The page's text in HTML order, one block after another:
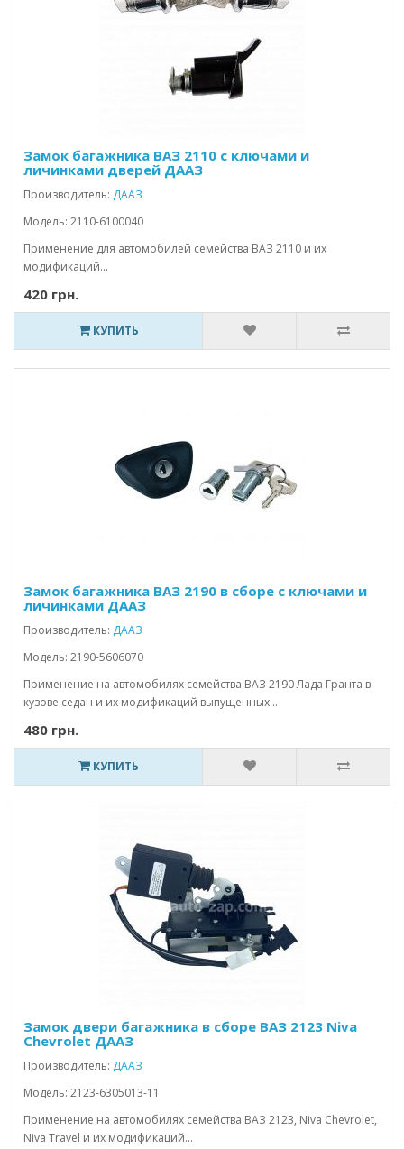
Замок багажника ВАЗ 2110 с ключами и
личинками дверей ДААЗ
Производитель: ДААЗ
Модель: 2110-6100040
Применение для автомобилей семейства ВАЗ 2110 и их
модификаций...
420 грн.
КУПИТЬ
Замок багажника ВАЗ 2190 в сборе с ключами и
личинками ДААЗ
Производитель: ДААЗ
Модель: 2190-5606070
Применение на автомобилях семейства ВАЗ 2190 Лада Гранта в
кузове седан и их модификаций выпущенных ..
480 грн.
КУПИТЬ
Замок двери багажника в сборе ВАЗ 2123 Niva
Chevrolet ДААЗ
Производитель: ДААЗ
Модель: 2123-6305013-11
Применение на автомобилях семейства ВАЗ 2123, Niva Chevrolet,
Niva Travel и их модификаций...